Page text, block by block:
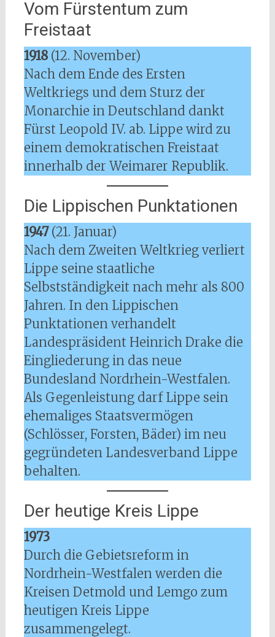
Vom Fürstentum zum
Freistaat
1918(12. November)
Nach dem Ende des Ersten
Weltkriegs und dem Sturz der
Monarchie in Deutschland dankt
Fürst Leopold IV. ab. Lippe wird zu
einem demokratischen Freistaat
innerhalb der Weimarer Republik.
Die Lippischen Punktationen
1947(21. Januar)
Nach dem Zweiten Weltkrieg verliert
Lippe seine staatliche
Selbstständigkeit nach mehr als 800
Jahren. In den Lippischen
Punktationen verhandelt
Landespräsident Heinrich Drake die
Eingliederung in das neue
Bundesland Nordrhein-Westfalen.
Als Gegenleistung darf Lippe sein
ehemaliges Staatsvermögen
(Schlösser, Forsten, Bäder) im neu
gegründeten Landesverband Lippe
behalten.
Der heutige Kreis Lippe
1973
Durch die Gebietsreform in
Nordrhein-Westfalen werden die
Kreisen Detmold und Lemgo zum
heutigen Kreis Lippe
zusammengelegt.